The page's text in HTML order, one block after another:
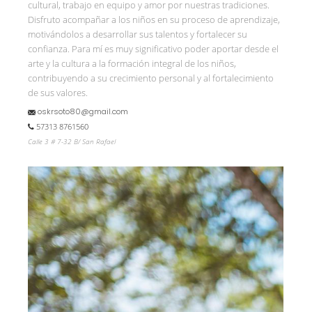
cultural, trabajo en equipo y amor por nuestras tradiciones.
Disfruto acompañar a los niños en su proceso de aprendizaje,
motivándolos a desarrollar sus talentos y fortalecer su
confianza. Para mí es muy significativo poder aportar desde el
arte y la cultura a la formación integral de los niños,
contribuyendo a su crecimiento personal y al fortalecimiento
de sus valores.
oskrsoto80@gmail.com
57313 8761560
Calle 3 # 7-32 B/ San Rafael